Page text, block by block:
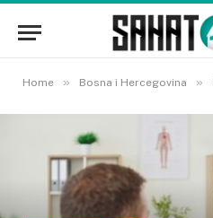
Home » Bosna i Hercegovina »